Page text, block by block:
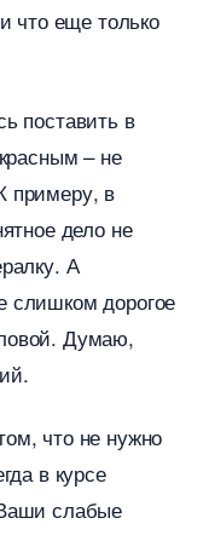
что еще только
поставить
– не
К примеру,
дело не
А
слишком дорогое
Думаю,
что не нужно
в курсе
слабые